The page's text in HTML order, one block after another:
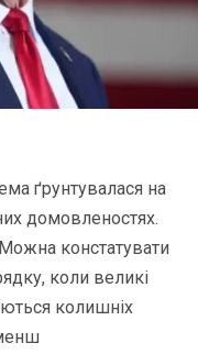
ґрунтувалася на
домовленостях.
констатувати
коли великі
колишніх